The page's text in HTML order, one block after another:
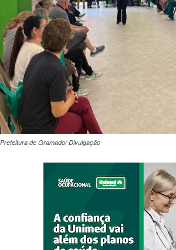
Prefeitura de Gramado/ Divulgação